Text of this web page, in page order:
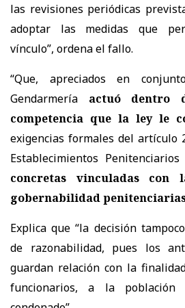
las revisiones periódicas
adoptar las medidas que
vínculo”, ordena el fallo.
“Que, apreciados en
Gendarmería actuó dentro
competencia que la ley le
exigencias formales del artículo
Establecimientos Penitenciarios
concretas vinculadas
gobernabilidad
Explica que “la decisión
de razonabilidad, pues los
guardan relación con la
funcionarios, a la